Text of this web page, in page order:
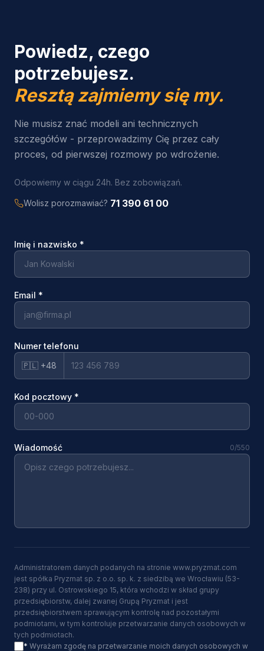
Powiedz, czego
potrzebujesz.
Resztą zajmiemy się my.
Nie musisz znać modeli ani technicznych
szczegółów - przeprowadzimy Cię przez cały
proces, od pierwszej rozmowy po wdrożenie.
Odpowiemy w ciągu 24h. Bez zobowiązań.
Wolisz porozmawiać? 71 390 61 00
Imię i nazwisko *
Email *
Numer telefonu
🇵🇱 +48
Kod pocztowy *
Wiadomość 0/550
Administratorem danych podanych na stronie www.pryzmat.com
jest spółka Pryzmat sp. z o.o. sp. k. z siedzibą we Wrocławiu (53-
238) przy ul. Ostrowskiego 15, która wchodzi w skład grupy
przedsiębiorstw, dalej zwanej Grupą Pryzmat i jest
przedsiębiorstwem sprawującym kontrolę nad pozostałymi
podmiotami, w tym kontroluje przetwarzanie danych osobowych w
tych podmiotach.
* Wyrażam zgodę na przetwarzanie moich danych osobowych w